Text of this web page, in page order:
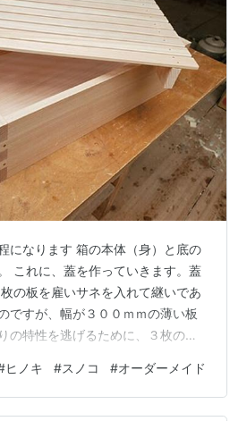
になります 箱の本体（身）と底の
これに、蓋を作っていきます。蓋
の板を雇いサネを入れて継いであ
ですが、幅が３００ｍｍの薄い板
の特性を逃げるために、３枚の板
を取り付けます⇒二方桟蓋この桟
ようにするためと、蓋の反り止め
ヒノキ #スノコ #オーダーメイド